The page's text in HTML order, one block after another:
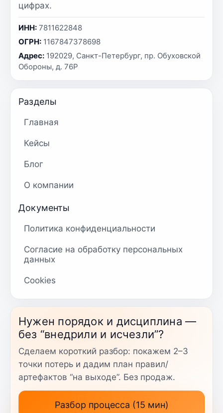
цифрах.
ИНН: 7811622848
ОГРН: 1167847378698
Адрес: 192029, Санкт-Петербург, пр. Обуховской
Обороны, д. 76Р
Разделы
Главная
Кейсы
Блог
О компании
Документы
Политика конфиденциальности
Согласие на обработку персональных
данных
Cookies
Нужен порядок и дисциплина —
без “внедрили и исчезли”?
Сделаем короткий разбор: покажем 2–3
точки потерь и дадим план правил/
артефактов “на выходе”. Без продаж.
Разбор процесса (15 мин)